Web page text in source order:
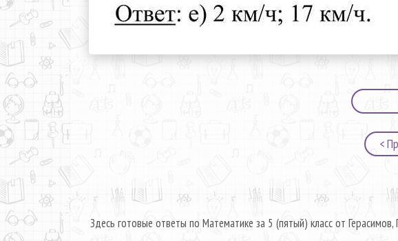
<
Здесь готовые ответы по Математике за 5 (пятый) класс от